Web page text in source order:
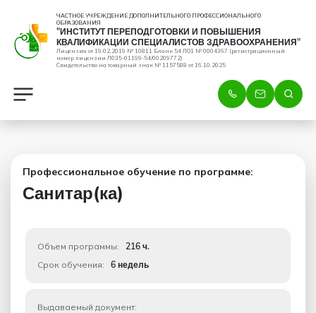
ЧАСТНОЕ УЧРЕЖДЕНИЕ ДОПОЛНИТЕЛЬНОГО ПРОФЕССИОНАЛЬНОГО
ОБРАЗОВАНИЯ
"ИНСТИТУТ ПЕРЕПОДГОТОВКИ И ПОВЫШЕНИЯ
КВАЛИФИКАЦИИ СПЕЦИАЛИСТОВ ЗДРАВООХРАНЕНИЯ"
Лицензия от 19.02.2019 № 10811 Бланк 54 ЛО1 № 0004367 (регистрационный
номер лицензии Л035-01199-54/00209772)
Свидетельство на товарный знак № 1157588 от 16.10.2025
Профессиональное обучение по программе:
Санитар(ка)
Объем программы: 216 ч.
Срок обучения: 6 недель
Выдаваемый документ: